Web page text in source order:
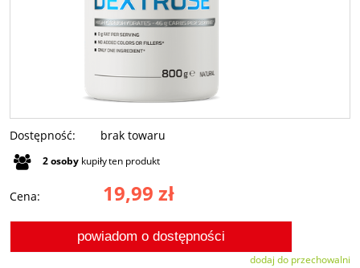
Dostępność: brak towaru
2osoby kupiłyten produkt
Cena: 19,99 zł
powiadom o dostępności
dodaj do przechowalni